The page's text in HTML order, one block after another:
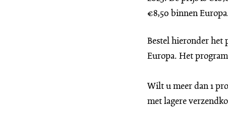
€8,50 binnen
Bestel hieronder het
Europa. Het
Wilt u meer dan 1
met lagere